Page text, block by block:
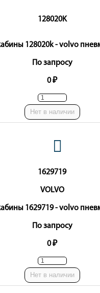
128020K
128020k - volvo
По запросу
0 ₽
Нет в наличии
1629719
VOLVO
1629719 - volvo
По запросу
0 ₽
Нет в наличии